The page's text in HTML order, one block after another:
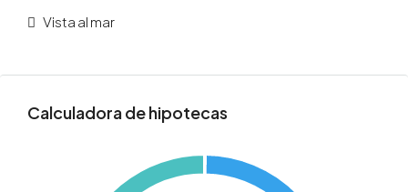
Vista al mar
Calculadora de hipotecas